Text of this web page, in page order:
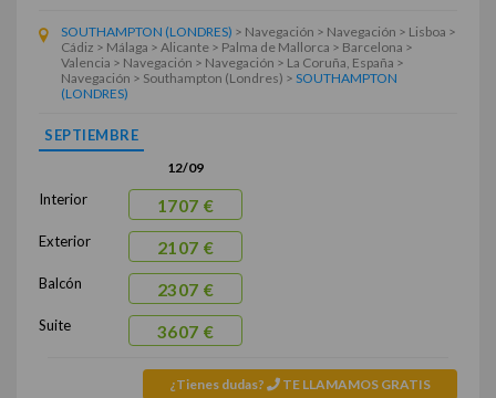
SOUTHAMPTON (LONDRES) > Navegación > Navegación > Lisboa >
Cádiz > Málaga > Alicante > Palma de Mallorca > Barcelona >
Valencia > Navegación > Navegación > La Coruña, España >
Navegación > Southampton (Londres) > SOUTHAMPTON
(LONDRES)
SEPTIEMBRE
Interior
Exterior
Balcón
Suite
12/09
1707 €
2107 €
2307 €
3607 €
¿Tienes dudas? TE LLAMAMOS GRATIS